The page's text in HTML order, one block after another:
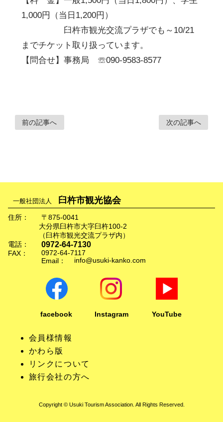
1,000円（当日1,200円）
臼杵市観光交流プラザでも～10/21
までチケット取り扱っています。
【問合せ】事務局 ☏090-9583-8577
前の記事へ 次の記事へ
一般社団法人 臼杵市観光協会
住所：
〒875-0041
大分県臼杵市大字臼杵100-2
（臼杵市観光交流プラザ内）
電話：
0972-64-7130
FAX：
0972-64-7117
Email：
info@usuki-kanko.com
facebook Instagram YouTube
会員様情報
かわら版
リンクについて
旅行会社の方へ
Copyright © Usuki Tourism Association. All Rights Reserved.